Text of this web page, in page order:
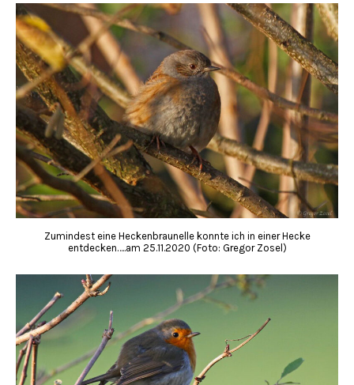
Zumindest eine Heckenbraunelle konnte ich in einer Hecke
entdecken…..am 25.11.2020 (Foto: Gregor Zosel)